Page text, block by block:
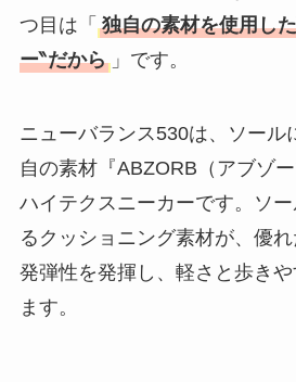
つ目は「 独自の素材を使用し
ー‶だから 」です。
ニューバランス530は、ソール
自の素材『ABZORB（アブゾ
ハイテクスニーカーです。ソ
るクッショニング素材が、優
発弾性を発揮し、軽さと歩き
ます。